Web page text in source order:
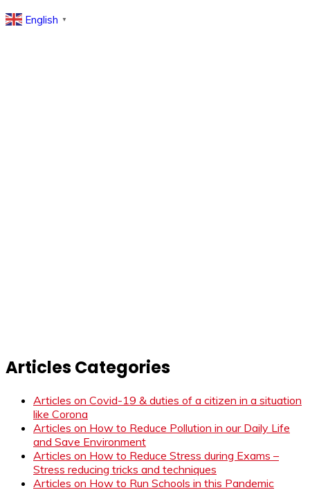
English ▼
Articles Categories
Articles on Covid-19 & duties of a citizen in a situation
like Corona
Articles on How to Reduce Pollution in our Daily Life
and Save Environment
Articles on How to Reduce Stress during Exams –
Stress reducing tricks and techniques
Articles on How to Run Schools in this Pandemic